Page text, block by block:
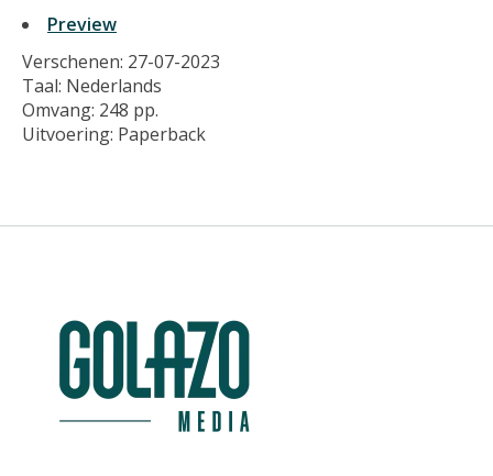
Preview
Verschenen: 27-07-2023
Taal: Nederlands
Omvang: 248 pp.
Uitvoering: Paperback